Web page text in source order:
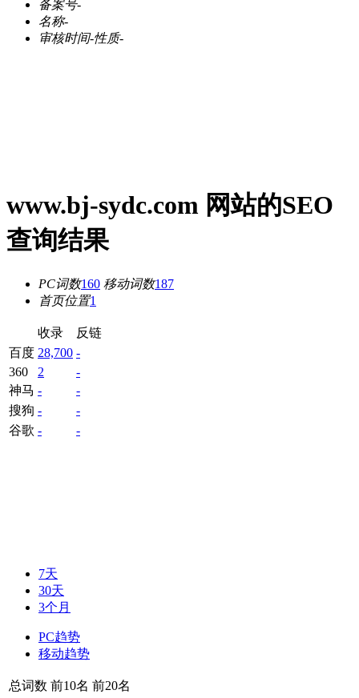
备案号-
名称-
审核时间-性质-
www.bj-sydc.com 网站的SEO
查询结果
PC词数160 移动词数187
首页位置1
收录
反链
百度 28,700 -
360
2
-
神马 -
-
搜狗 -
-
谷歌 - -
7天
30天
3个月
PC趋势
移动趋势
总词数 前10名 前20名